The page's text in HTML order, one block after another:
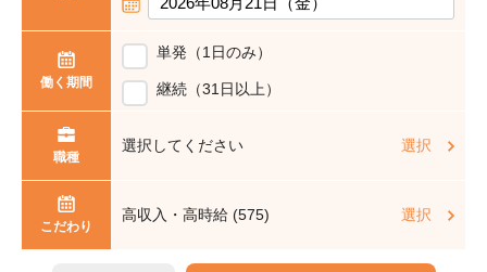
働く期間
単発（1日のみ）
継続（31日以上）
職種
選択してください 選択
こだわり
高収入・高時給 (575) 選択